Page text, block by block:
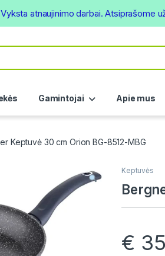
Gamintojai Apie mus
Keptuvė 30 cm Orion BG-8512-MBG
Keptuvės
€
atnaujinimo darbai. Atsiprašome